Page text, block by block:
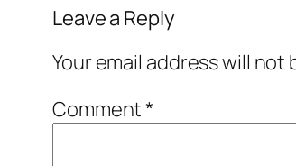
Leave a Reply
Your email address will not
Comment*